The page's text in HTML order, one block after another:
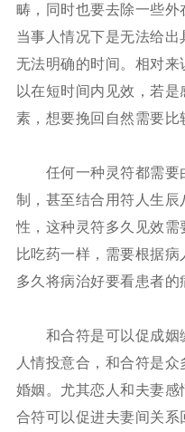
畴，同时也要去除一些
当事人情况下是无法给
无法明确的时间。相对
以在短时间内见效，若
素，想要挽回自然需要比
任何一种灵符都需要
制，甚至结合用符人生
性，这种灵符多久见效
比吃药一样，需要根据病
多久将病治好要看患者的
和合符是可以促成姻
人情投意合，和合符是
婚姻。尤其恋人和夫妻
合符可以促进夫妻间关系